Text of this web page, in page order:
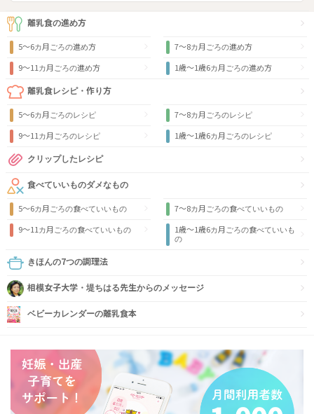
離乳食の進め方
5～6カ月ごろの進め方 7～8カ月ごろの進め方
9〜11カ月ごろの進め方 1歳〜1歳6カ月ごろの進め方
離乳食レシピ・作り方
5～6カ月ごろのレシピ 7～8カ月ごろのレシピ
9〜11カ月ごろのレシピ 1歳〜1歳6カ月ごろのレシピ
クリップしたレシピ
食べていいものダメなもの
5～6カ月ごろの食べていいもの 7～8カ月ごろの食べていいもの
9〜11カ月ごろの食べていいもの
1歳〜1歳6カ月ごろの食べていいも
の
きほんの7つの調理法
相模女子大学・堤ちはる先生からのメッセージ
ベビーカレンダーの離乳食本